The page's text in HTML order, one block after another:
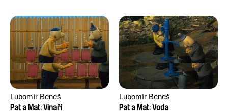
Lubomír Beneš
Pat a Mat: Vinaři
Lubomír Beneš
Pat a Mat: Voda